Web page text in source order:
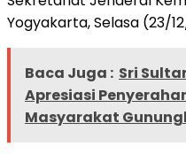
Yogyakarta, Selasa (23/
Baca Juga : Sri
Apresiasi
Masyarakat